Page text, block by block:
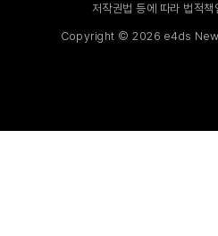
저작권법 등에 따라 법적책
Copyright ©2026 e4ds